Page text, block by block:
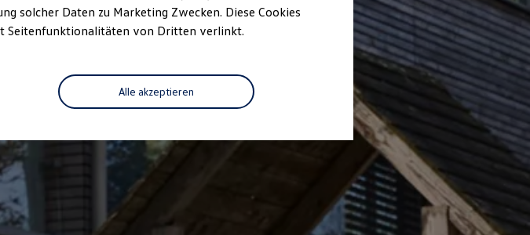
solcher Daten zu Marketing Zwecken. Diese Cookies
Seitenfunktionalitäten von Dritten verlinkt.
Alle akzeptieren